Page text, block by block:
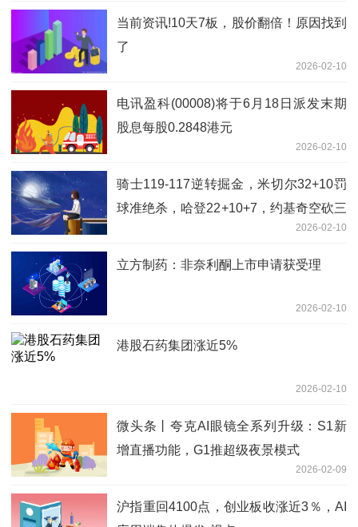
当前资讯!10天7板，股价翻倍！原因找到
了
2026-02-10
电讯盈科(00008)将于6月18日派发末期
股息每股0.2848港元
2026-02-10
骑士119-117逆转掘金，米切尔32+10罚
球准绝杀，哈登22+10+7，约基奇空砍三
2026-02-10
立方制药：非奈利酮上市申请获受理
2026-02-10
港股石药集团涨近5%
2026-02-10
微头条丨夸克AI眼镜全系列升级：S1新
增直播功能，G1推超级夜景模式
2026-02-09
沪指重回4100点，创业板收涨近3％，AI